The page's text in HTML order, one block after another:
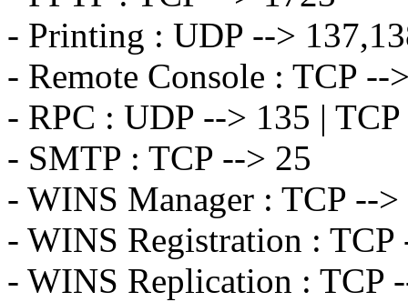
- Printing : UDP -->
- Remote Console : TCP --
- RPC : UDP --> 135 |
- SMTP : TCP --> 25
- WINS Manager : TCP -->
- WINS Registration : TCP
- WINS Replication : TCP